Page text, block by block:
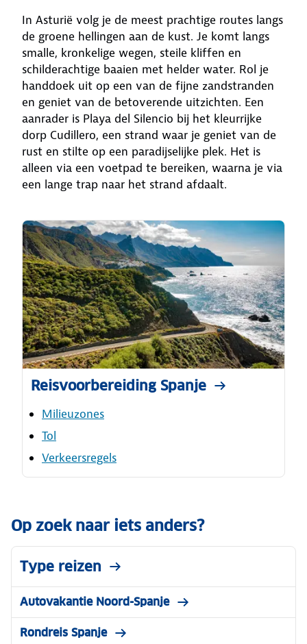
In Asturië volg je de meest prachtige routes langs
de groene hellingen aan de kust. Je komt langs
smalle, kronkelige wegen, steile kliffen en
schilderachtige baaien met helder water. Rol je
handdoek uit op een van de fijne zandstranden
en geniet van de betoverende uitzichten. Een
aanrader is Playa del Silencio bij het kleurrijke
dorp Cudillero, een strand waar je geniet van de
rust en stilte op een paradijselijke plek. Het is
alleen via een voetpad te bereiken, waarna je via
een lange trap naar het strand afdaalt.
Reisvoorbereiding Spanje
Milieuzones
Tol
Verkeersregels
Op zoek naar iets anders?
Type reizen
Autovakantie Noord-Spanje
Rondreis Spanje